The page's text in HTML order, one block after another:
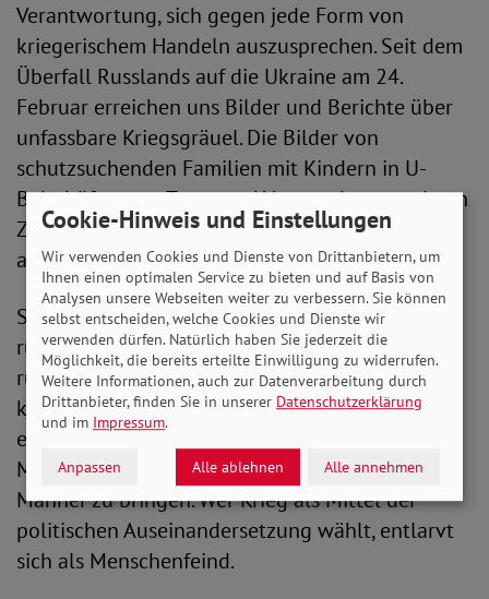
Verantwortung, sich gegen jede Form von
kriegerischem Handeln auszusprechen. Seit dem
Überfall Russlands auf die Ukraine am 24.
Februar erreichen uns Bilder und Berichte über
unfassbare Kriegsgräuel. Die Bilder von
schutzsuchenden Familien mit Kindern in U-
Bahnhöfen, von Toten und Verwundeten und von
Zigtausenden Menschen auf der Flucht machen
auch uns fassungslos.
Stellvertretend für alle Mitglieder des SoVD
rufen wir Präsident Wladimir Putin und die
russische Staatsführung auf, diese sinnlosen
kriegerischen Handlungen umgehend
einzustellen und nicht noch mehr Leid über
Millionen unschuldige Kinder, Frauen und
Männer zu bringen. Wer Krieg als Mittel der
politischen Auseinandersetzung wählt, entlarvt
sich als Menschenfeind.
Cookie-Hinweis und Einstellungen
Wir verwenden Cookies und Dienste von Drittanbietern, um
Ihnen einen optimalen Service zu bieten und auf Basis von
Analysen unsere Webseiten weiter zu verbessern. Sie können
selbst entscheiden, welche Cookies und Dienste wir
verwenden dürfen. Natürlich haben Sie jederzeit die
Möglichkeit, die bereits erteilte Einwilligung zu widerrufen.
Weitere Informationen, auch zur Datenverarbeitung durch
Drittanbieter, finden Sie in unserer Datenschutzerklärung
und im Impressum.
Anpassen Alle ablehnen Alle annehmen